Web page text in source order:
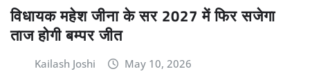
विधायक महेश जीना के सर 2027 में फिर सजेगा
ताज होगी बम्पर जीत
Kailash Joshi May 10, 2026